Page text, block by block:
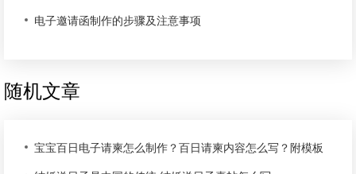
电子邀请函制作的步骤及注意事项
随机文章
宝宝百日电子请柬怎么制作？百日请柬内容怎么写？附模板